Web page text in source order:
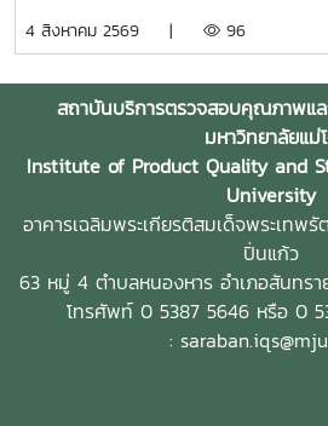
และสาธิตแนวทางการใช้งานผลิตภัณฑ์จุ
พื้นที่ต่าง ๆ ภายในสถานประกอบการ
ตรงกับชื่อภาษาไทยที่โรงแรมใช้อย่างเ
ครั้งนี้นำโดย ผู้ช่วยศาสตราจารย์ ดร.
ผู้อำนวยการฝ่ายวิจัยและนวัตกรรม แ
หัวหน้าฝ่ายพัฒนาและส่งเสริมปัจจัยก
ในฝ่าย ได้แก่ นางสาววาสนา กาฬภักดี
สหรัฐ ตั๋นก้อน เจ้าหน้าที่ขายจุลินทรีย์
ปฏิบัติงานเกษตรสถาบันบริการตรวจส
ผลิตภัณฑ์ มหาวิทยาลัยแม่โจ้ เป็นหน่วย
พัฒนา และถ่ายทอดองค์ความรู้ด้านปัจจั
4 สิงหาคม 2569 | 96
สถาบันบริการตรวจสอบคุณภาพแ
มหาวิทยาลัยแม่
Institute of Product Quality and
University
อาคารเฉลิมพระเกียรติสมเด็จพระเทพ
ปิ่นแก้ว
63 หมู่ 4 ตำบลหนองหาร อำเภอสันทร
โทรศัพท์ 0 5387 5646 หรือ 0
: